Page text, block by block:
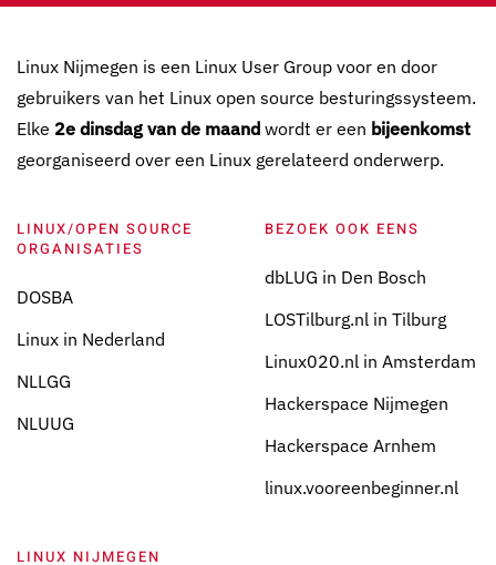
Linux Nijmegen is een Linux User Group voor en door
gebruikers van het Linux open source besturingssysteem.
Elke 2e dinsdag van de maand wordt er een bijeenkomst
georganiseerd over een Linux gerelateerd onderwerp.
LINUX/OPEN SOURCE
ORGANISATIES
DOSBA
Linux in Nederland
NLLGG
NLUUG
BEZOEK OOK EENS
dbLUG in Den Bosch
LOSTilburg.nl in Tilburg
Linux020.nl in Amsterdam
Hackerspace Nijmegen
Hackerspace Arnhem
linux.vooreenbeginner.nl
LINUX NIJMEGEN